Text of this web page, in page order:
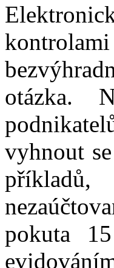
otázka.
vyhnout
pokuta